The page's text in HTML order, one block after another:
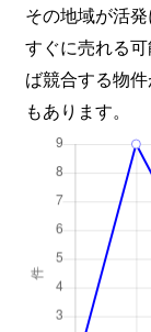
その地域が活
すぐに売れる
ば競合する物
もあります。